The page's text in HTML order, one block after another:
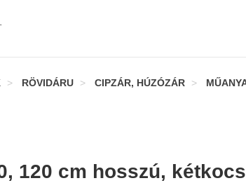
RÖVIDÁRU CIPZÁR, HÚZÓZÁR
120 cm hosszú,